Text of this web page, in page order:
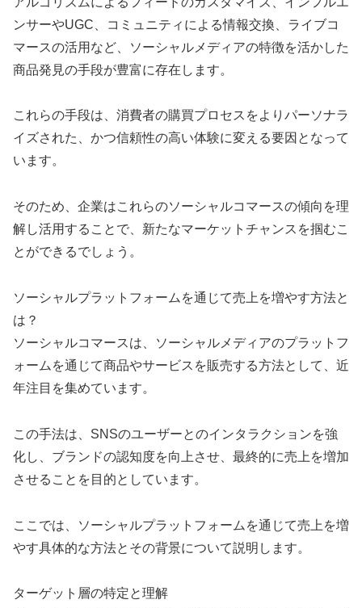
ンサーやUGC、コミュニティによる情報交換、ライブコ
マースの活用など、ソーシャルメディアの特徴を活かした
商品発見の手段が豊富に存在します。
これらの手段は、消費者の購買プロセスをよりパーソナラ
イズされた、かつ信頼性の高い体験に変える要因となって
います。
そのため、企業はこれらのソーシャルコマースの傾向を理
解し活用することで、新たなマーケットチャンスを掴むこ
とができるでしょう。
ソーシャルプラットフォームを通じて売上を増やす方法と
は？
ソーシャルコマースは、ソーシャルメディアのプラットフ
ォームを通じて商品やサービスを販売する方法として、近
年注目を集めています。
この手法は、SNSのユーザーとのインタラクションを強
化し、ブランドの認知度を向上させ、最終的に売上を増加
させることを目的としています。
ここでは、ソーシャルプラットフォームを通じて売上を増
やす具体的な方法とその背景について説明します。
ターゲット層の特定と理解